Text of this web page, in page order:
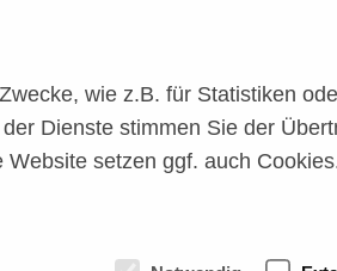
wie z.B. für Statistiken
Dienste stimmen Sie der
setzen ggf. auch